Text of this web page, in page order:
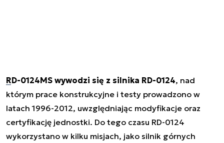
RD-0124MS wywodzi się z silnika RD-0124, nad
którym prace konstrukcyjne i testy prowadzono w
latach 1996-2012, uwzględniając modyfikacje oraz
certyfikację jednostki. Do tego czasu RD-0124
wykorzystano w kilku misjach, jako silnik górnych